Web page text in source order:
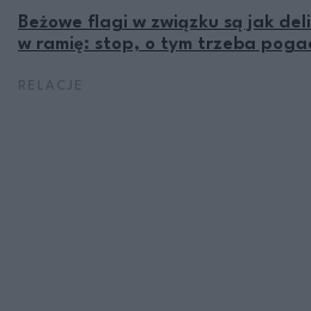
Beżowe flagi w związku są jak
w ramię: stop, o tym trzeba